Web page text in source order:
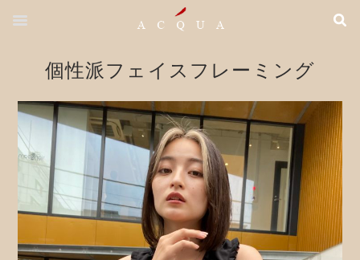
個性派フェイスフレーミング